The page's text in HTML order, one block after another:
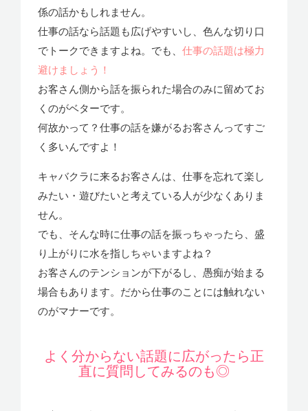
係の話かもしれません。
仕事の話なら話題も広げやすいし、色んな切り口
でトークできますよね。でも、 仕事の話題は極力
避けましょう！
お客さん側から話を振られた場合のみに留めてお
くのがベターです。
何故かって？仕事の話を嫌がるお客さんってすご
く多いんですよ！
キャバクラに来るお客さんは、仕事を忘れて楽し
みたい・遊びたいと考えている人が少なくありま
せん。
でも、そんな時に仕事の話を振っちゃったら、盛
り上がりに水を指しちゃいますよね？
お客さんのテンションが下がるし、愚痴が始まる
場合もあります。だから仕事のことには触れない
のがマナーです。
よく分からない話題に広がったら正
直に質問してみるのも◎